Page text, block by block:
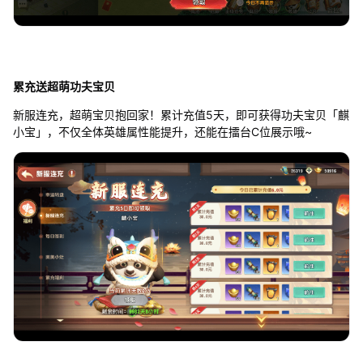
累充送超萌功夫宝贝
新服连充，超萌宝贝抱回家！累计充值5天，即可获得功夫宝贝「麒
小宝」，不仅全体英雄属性能提升，还能在擂台C位展示哦~